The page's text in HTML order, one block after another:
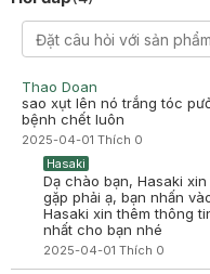
Thao Doan
sao xụt lên nó trắng tóc
bệnh chết luôn
2025-04-01 Thích 0
Hasaki
Dạ chào bạn, Hasaki
gặp phải ạ, bạn nhấn
Hasaki xin thêm thông
nhất cho bạn nhé
2025-04-01 Thích 0